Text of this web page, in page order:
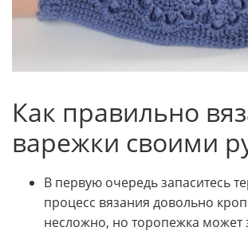
Как правильно
варежки своими
В первую очередь запаситесь
процесс вязания довольно
несложно, но торопежка может